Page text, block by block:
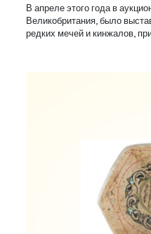
В апреле этого года в
Великобритания, было
редких мечей и кинжалов,